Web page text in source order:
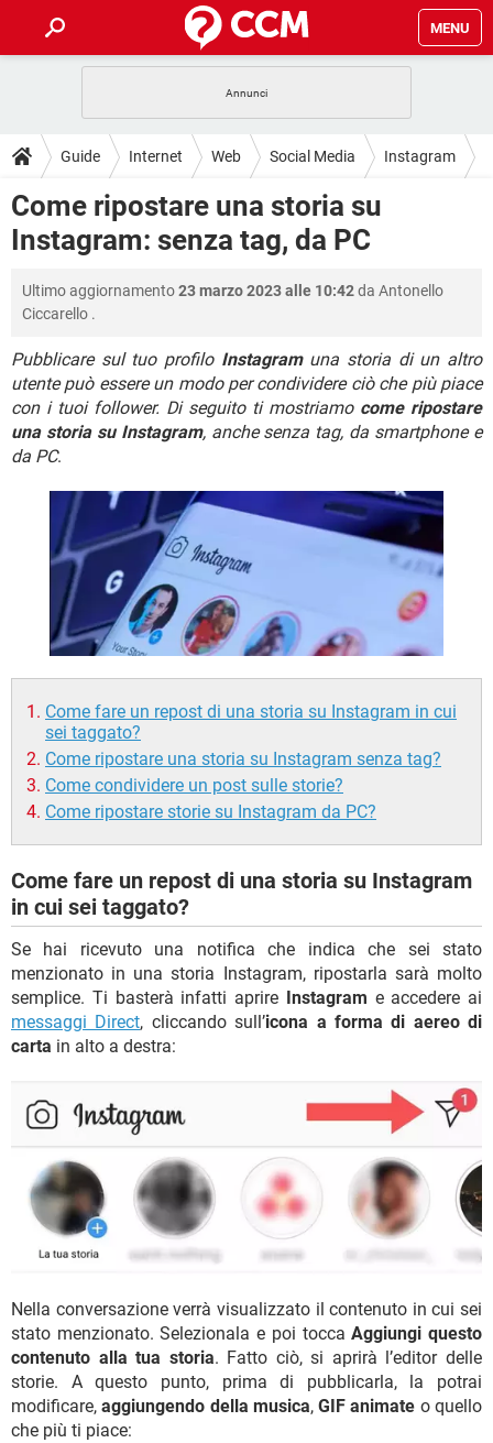
MENU
INTRATTENIMENTO ANDROID
iOS WINDOWS 10
INSTAGRAM WHATSAPP
HARDWARE
GUIDE
COVID-19
INTRATTENIMENTO ANDROID
WINDOWS 10
INSTAGRAM WHATSAPP
HARDWARE
DOWNLOAD
COVID-19 GAMING
iOS
INSTAGRAM
TIKTOK FACEBOOK
HARDWARE
FORUM
COVID-19 GAMING
iOS WINDOWS 10
INSTAGRAM WHATSAPP
TIKTOK FACEBOOK
GLOSSARIO
COVID-19
INTRATTENIMENTO ANDROID
iOS WINDOWS 10
INSTAGRAM
FACEBOOK
HARDWARE
Guide Internet Web Social Media Instagram
Come ripostare una storia su
Instagram: senza tag, da PC
Ultimo aggiornamento23 marzo 2023 alle 10:42da Antonello
Ciccarello .
Pubblicare sul tuo profilo Instagramuna storia di un altro
utente può essere un modo per condividere ciò che più piace
con i tuoi follower. Di seguito ti mostriamo come ripostare
una storia su Instagram, anche senza tag, da smartphone e
da PC.
Come fare un repost di una storia su Instagram in cui
sei taggato?
Come ripostare una storia su Instagram senza tag?
Come condividere un post sulle storie?
Come ripostare storie su Instagram da PC?
Come fare un repost di una storia su Instagram
in cui sei taggato?
Se hai ricevuto una notifica che indica che sei stato
menzionato in una storia Instagram, ripostarla sarà molto
semplice. Ti basterà infatti aprire Instagram e accedere ai
messaggi Direct, cliccando sull’icona a forma di aereo di
carta in alto a destra:
Nella conversazione verrà visualizzato il contenuto in cui sei
stato menzionato. Selezionala e poi toccaAggiungi questo
contenuto alla tua storia. Fatto ciò, si aprirà l’editor delle
storie. A questo punto, prima di pubblicarla, la potrai
modificare,aggiungendo della musica,GIF animate o quello
che più ti piace: